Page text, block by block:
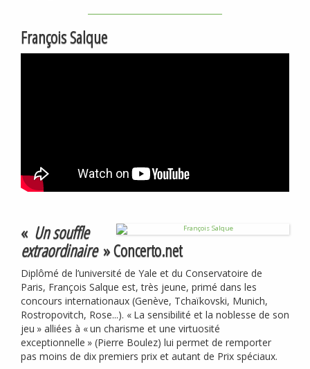
François Salque
« Un souffle
extraordinaire » Concerto.net
Diplômé de l’université de Yale et du Conservatoire de
Paris, François Salque est, très jeune, primé dans les
concours internationaux (Genève, Tchaïkovski, Munich,
Rostropovitch, Rose...). « La sensibilité et la noblesse de son
jeu » alliées à «un charisme et une virtuosité
exceptionnelle » (Pierre Boulez) lui permet de remporter
pas moins de dix premiers prix et autant de Prix spéciaux.